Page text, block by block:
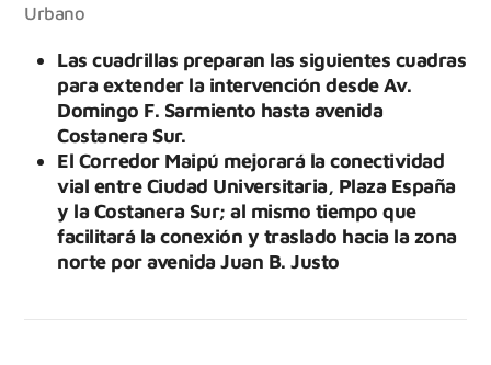
Urbano
Las cuadrillas preparan las siguientes cuadras
para extender la intervención desde Av.
Domingo F. Sarmiento hasta avenida
Costanera Sur.
El Corredor Maipú mejorará la conectividad
vial entre Ciudad Universitaria, Plaza España
y la Costanera Sur; al mismo tiempo que
facilitará la conexión y traslado hacia la zona
norte por avenida Juan B. Justo